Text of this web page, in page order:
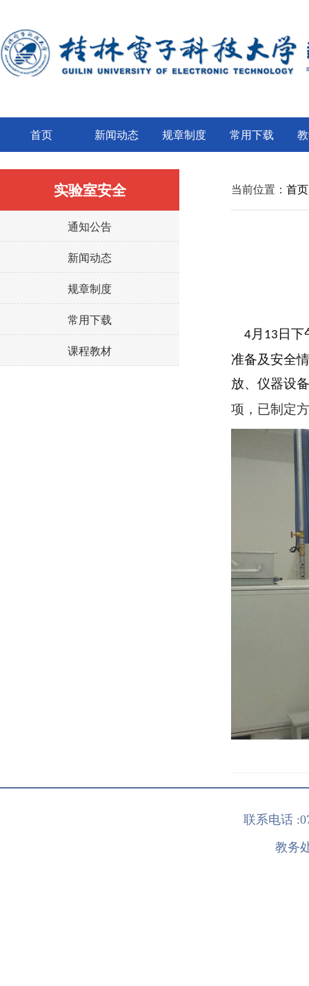
首页 新闻动态 规章制度 常用下载
实验室安全
通知公告
新闻动态
规章制度
常用下载
课程教材
当前位置： 首页
4 月 13 日
准备及安全
放、仪器设
项，已制定
联系电话
教务